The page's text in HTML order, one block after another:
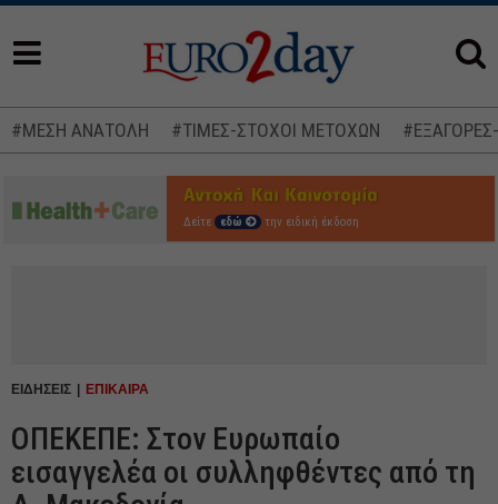
#ΜΕΣΗ ΑΝΑΤΟΛΗ #ΤΙΜΕΣ-ΣΤΟΧΟΙ ΜΕΤΟΧΩΝ
Δείτε εδώ την ειδική έκδοση
ΕΙΔΗΣΕΙΣ ΕΠΙΚΑΙΡΑ
ΟΠΕΚΕΠΕ: Στον Ευρωπαίο
εισαγγελέα οι συλληφθέντες από τη